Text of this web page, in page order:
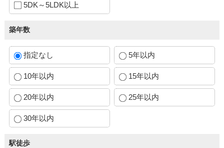
5DK～5LDK以上
築年数
指定なし 5年以内
10年以内 15年以内
20年以内 25年以内
30年以内
駅徒歩